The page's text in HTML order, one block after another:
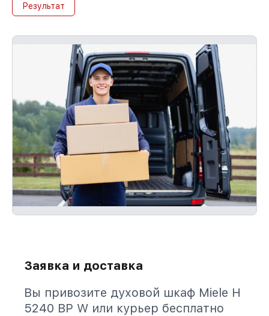
Результат
Заявка и доставка
Вы привозите духовой шкаф Miele H
5240 BP W или курьер бесплатно